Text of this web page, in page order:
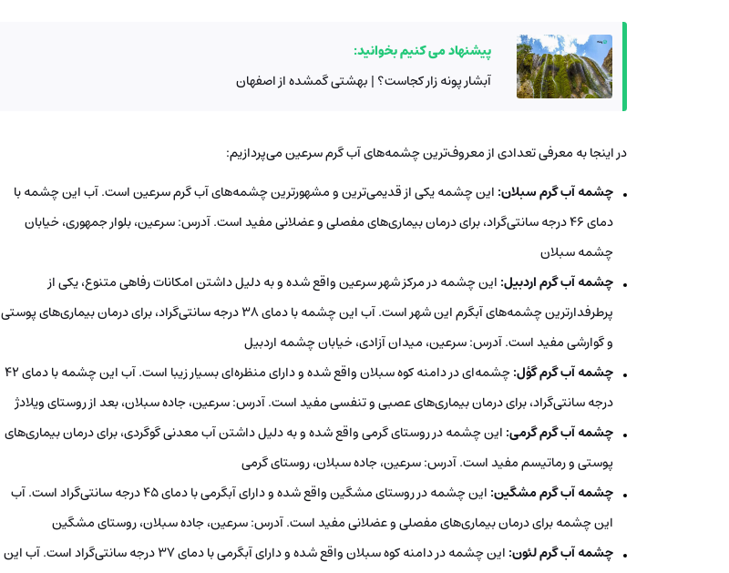
پیشنهاد می کنیم بخوانید:
آبشار پونه زار کجاست؟ | بهشتی گمشده از اصفهان
در اینجا به معرفی تعدادی از معروف‌ترین چشمه‌های آب گرم سرعین می‌پردازیم:
چشمه آب گرم سبلان: این چشمه یکی از قدیمی‌ترین و مشهورترین چشمه‌های آب گرم سرعین است. آب این چشمه با
دمای 46 درجه سانتی‌گراد، برای درمان بیماری‌های مفصلی و عضلانی مفید است. آدرس: سرعین، بلوار جمهوری، خیابان
چشمه سبلان
چشمه آب گرم اردبیل: این چشمه در مرکز شهر سرعین واقع شده و به دلیل داشتن امکانات رفاهی متنوع، یکی از
پرطرفدارترین چشمه‌های آبگرم این شهر است. آب این چشمه با دمای 38 درجه سانتی‌گراد، برای درمان بیماری‌های پوستی
و گوارشی مفید است. آدرس: سرعین، میدان آزادی، خیابان چشمه اردبیل
چشمه آب گرم گؤل:
چشمه‌ای در دامنه کوه سبلان واقع شده و دارای منظره‌ای بسیار زیبا است. آب این چشمه با دمای 42
درجه سانتی‌گراد، برای درمان بیماری‌های عصبی و تنفسی مفید است. آدرس: سرعین، جاده سبلان، بعد از روستای ویلادژ
چشمه آب گرم گرمی: این چشمه در روستای گرمی واقع شده و به دلیل داشتن آب معدنی گوگردی، برای درمان بیماری‌های
پوستی و رماتیسم مفید است. آدرس: سرعین، جاده سبلان، روستای گرمی
چشمه آب گرم مشگین:
این چشمه در روستای مشگین واقع شده و دارای آبگرمی با دمای 45 درجه سانتی‌گراد است. آب
این چشمه برای درمان بیماری‌های مفصلی و عضلانی مفید است. آدرس: سرعین، جاده سبلان، روستای مشگین
چشمه آب گرم لئون:
این چشمه در دامنه کوه سبلان واقع شده و دارای آبگرمی با دمای 37 درجه سانتی‌گراد است. آب این